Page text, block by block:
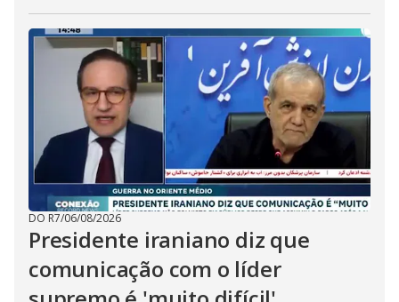
DO R7/06/08/2026
Presidente iraniano diz que
comunicação com o líder